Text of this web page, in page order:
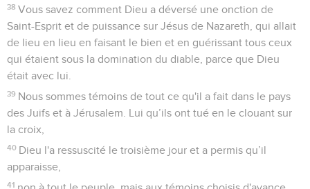
38 Vous savez comment Dieu a déversé une onction de
Saint-Esprit et de puissance sur Jésus de Nazareth, qui allait
de lieu en lieu en faisant le bien et en guérissant tous ceux
qui étaient sous la domination du diable, parce que Dieu
était avec lui.
39 Nous sommes témoins de tout ce qu'il a fait dans le pays
des Juifs et à Jérusalem. Lui qu’ils ont tué en le clouant sur
la croix,
40 Dieu l'a ressuscité le troisième jour et a permis qu’il
apparaisse,
41